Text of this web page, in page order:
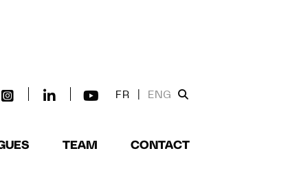
FR ENG
TEAM CONTACT